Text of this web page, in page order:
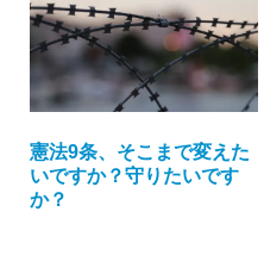
憲法9条、そこまで変えた
いですか？守りたいです
か？